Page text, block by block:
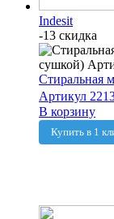
Indesit
-13 скидка
Стиральная
Артикул
В корзину
Купить в 1